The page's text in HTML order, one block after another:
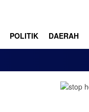
POLITIK DAERAH